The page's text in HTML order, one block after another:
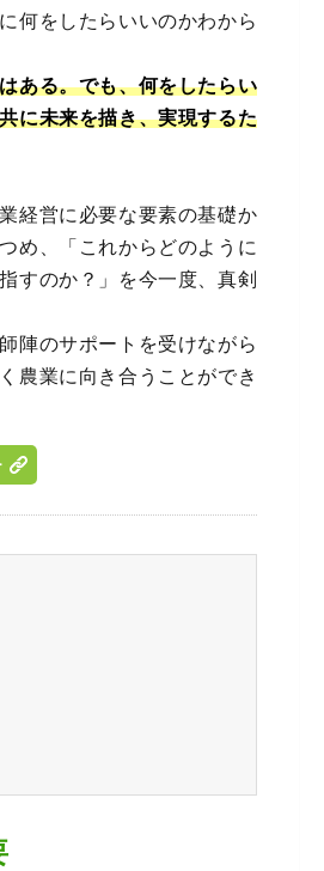
何をしたらいいのかわから
ある。でも、何をしたらい
に未来を描き、実現するた
経営に必要な要素の基礎か
め、「これからどのように
すのか？」を今一度、真剣
陣のサポートを受けながら
農業に向き合うことができ